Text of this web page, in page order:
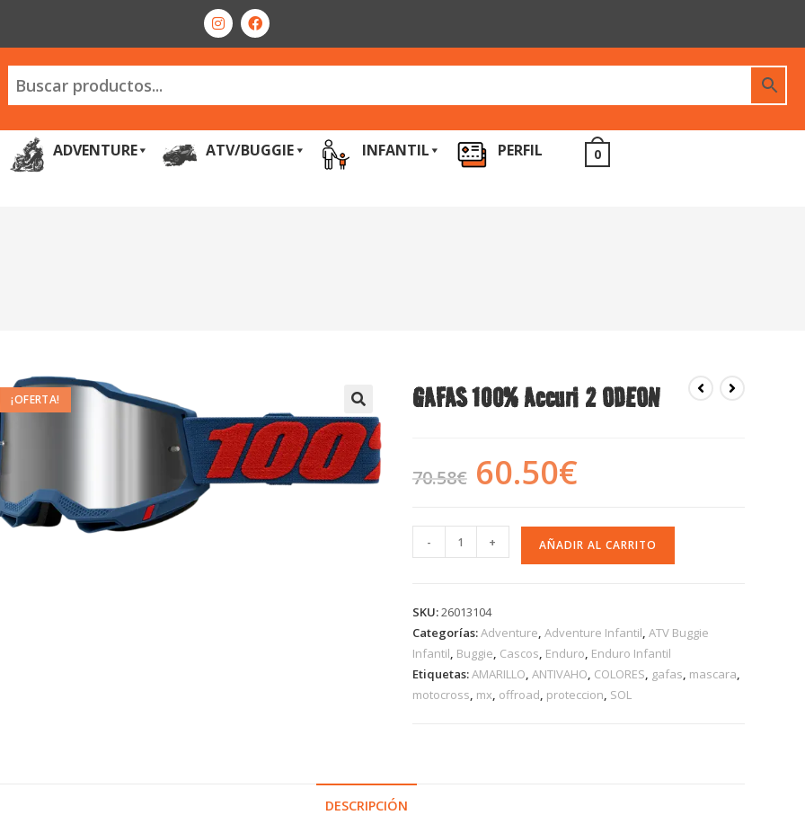
ADVENTURE ATV/BUGGIE INFANTIL PERFIL 0
¡OFERTA! GAFAS 100% Accuri 2 ODEON
70.58€ 60.50€
- + AÑADIR AL CARRITO
SKU:26013104
Categorías:Adventure, Adventure Infantil, ATV Buggie
Infantil, Buggie, Cascos, Enduro, Enduro Infantil
Etiquetas:AMARILLO, ANTIVAHO, COLORES, gafas, mascara,
motocross, mx, offroad, proteccion, SOL
DESCRIPCIÓN